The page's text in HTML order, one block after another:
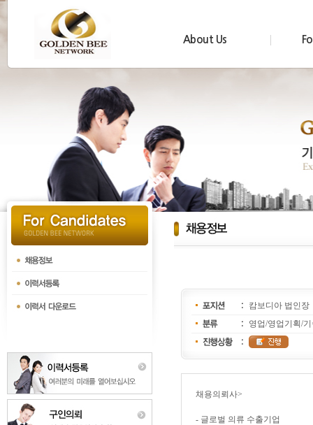
About Us
캄보디아 법인장
영업/영업기획/
채용의뢰사>
- 글로벌 의류 수출기업